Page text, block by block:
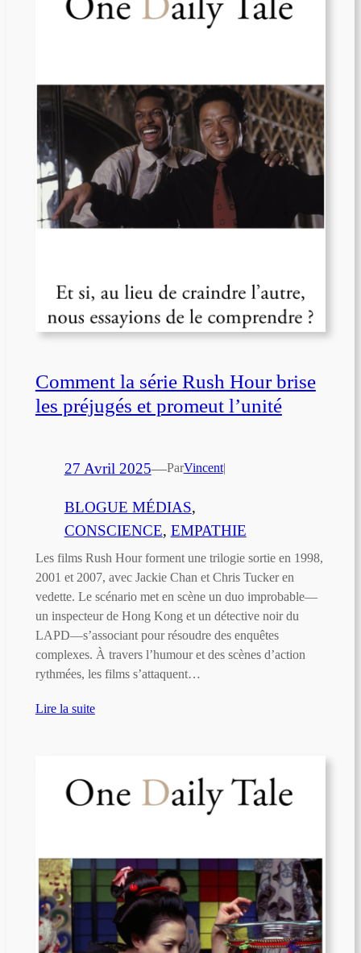
Comment la série Rush Hour brise
les préjugés et promeut l’unité
27 Avril 2025—ParVincent|
BLOGUE MÉDIAS
CONSCIENCE, EMPATHIE
Les films Rush Hour forment une trilogie sortie en 1998,
2001 et 2007, avec Jackie Chan et Chris Tucker en
vedette. Le scénario met en scène un duo improbable—
un inspecteur de Hong Kong et un détective noir du
LAPD—s’associant pour résoudre des enquêtes
complexes. À travers l’humour et des scènes d’action
rythmées, les films s’attaquent…
Lire la suite